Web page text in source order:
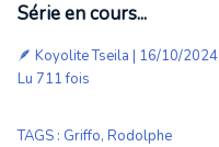
Série en cours...
🪶 Koyolite Tseila | 16/10/2024
Lu 711 fois
TAGS : Griffo, Rodolphe